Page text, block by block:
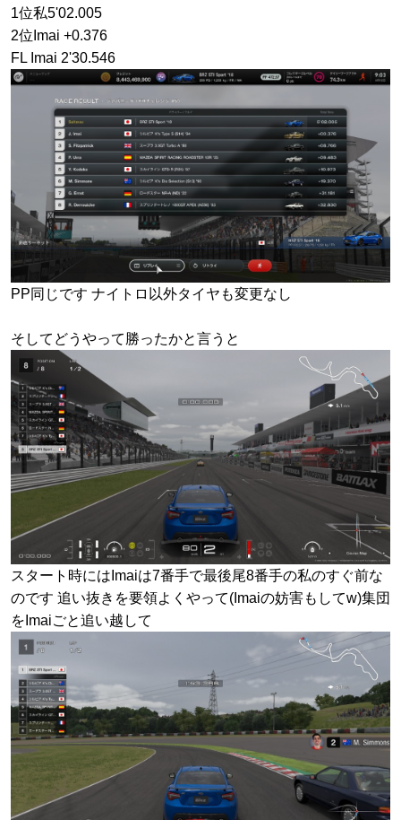
1位私5'02.005
2位Imai +0.376
FL Imai 2'30.546
PP同じです ナイトロ以外タイヤも変更なし
そしてどうやって勝ったかと言うと
スタート時にはImaiは7番手で最後尾8番手の私のすぐ前な
のです 追い抜きを要領よくやって(Imaiの妨害もしてw)集団
をImaiごと追い越して